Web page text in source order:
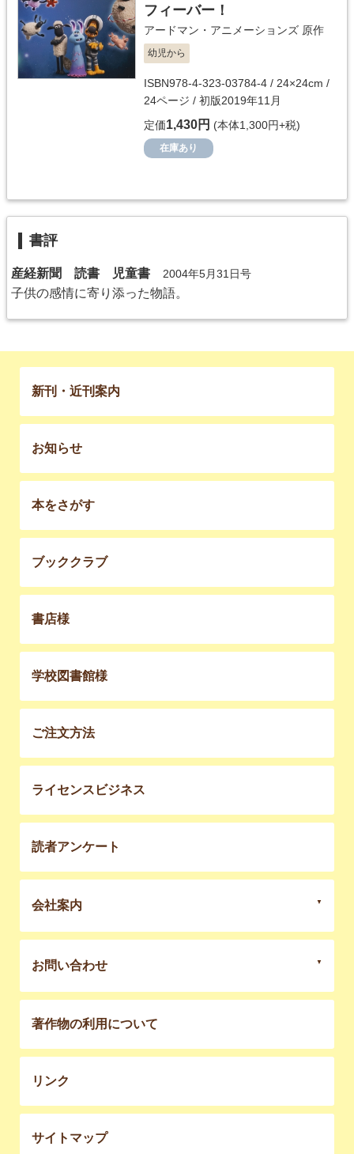
フィーバー！
アードマン・アニメーションズ 原作
幼児から
ISBN978-4-323-03784-4 / 24×24cm /
24ページ / 初版2019年11月
定価1,430円 (本体1,300円+税)
在庫あり
書評
産経新聞 読書 児童書 2004年5月31日号
子供の感情に寄り添った物語。
新刊・近刊案内
お知らせ
本をさがす
ブッククラブ
書店様
学校図書館様
ご注文方法
ライセンスビジネス
読者アンケート
会社案内
お問い合わせ
著作物の利用について
リンク
サイトマップ